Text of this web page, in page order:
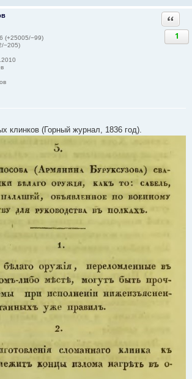
(+25005/−99)
−205)
сообщение
1
клинков (Горный журнал, 1836 год).